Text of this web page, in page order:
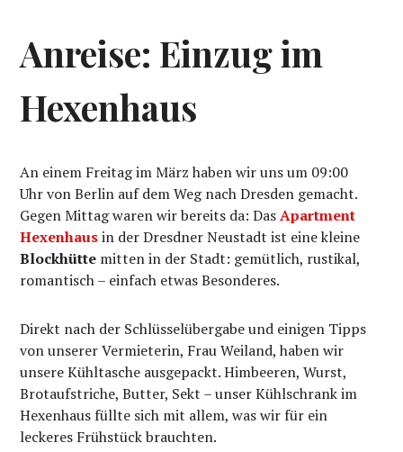
Anreise: Einzug im
Hexenhaus
An einem Freitag im März haben wir uns um 09:00
Uhr von Berlin auf dem Weg nach Dresden gemacht.
Gegen Mittag waren wir bereits da: DasApartment
Hexenhausin der Dresdner Neustadt ist eine kleine
Blockhütte mitten in der Stadt: gemütlich, rustikal,
romantisch – einfach etwas Besonderes.
Direkt nach der Schlüsselübergabe und einigen Tipps
von unserer Vermieterin, Frau Weiland, haben wir
unsere Kühltasche ausgepackt. Himbeeren, Wurst,
Brotaufstriche, Butter, Sekt – unser Kühlschrank im
Hexenhaus füllte sich mit allem, was wir für ein
leckeres Frühstück brauchten.